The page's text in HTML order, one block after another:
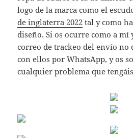
logo de la marca como el
de inglaterra 2022 tal y como
diseño. Si os ocurre como a mí
correo de trackeo del envío no
con ellos por WhatsApp, y os
cualquier problema que